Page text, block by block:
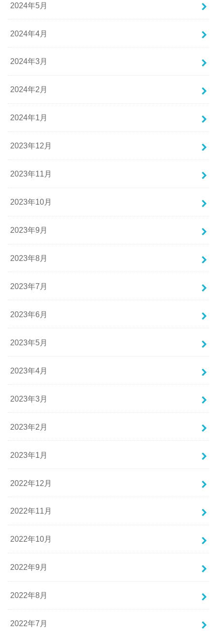
2024年5月
2024年4月
2024年3月
2024年2月
2024年1月
2023年12月
2023年11月
2023年10月
2023年9月
2023年8月
2023年7月
2023年6月
2023年5月
2023年4月
2023年3月
2023年2月
2023年1月
2022年12月
2022年11月
2022年10月
2022年9月
2022年8月
2022年7月